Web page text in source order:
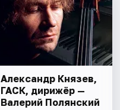
Александр Князев,
ГАСК, дирижёр —
Валерий Полянский